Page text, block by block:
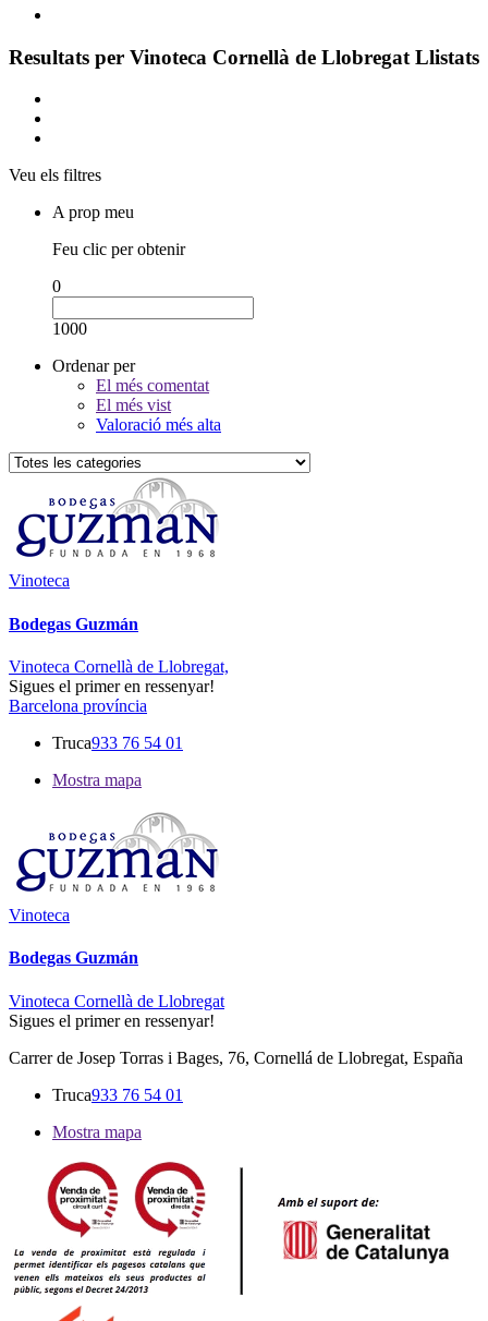
Resultats per Vinoteca Cornellà de Llobregat Llistats
Veu els filtres
A prop meu
Feu clic per obtenir
0
1000
Ordenar per
El més comentat
El més vist
Valoració més alta
Vinoteca
Bodegas Guzmán
Vinoteca Cornellà de Llobregat,
Sigues el primer en ressenyar!
Barcelona província
Truca933 76 54 01
Mostra mapa
Vinoteca
Bodegas Guzmán
Vinoteca Cornellà de Llobregat
Sigues el primer en ressenyar!
Carrer de Josep Torras i Bages, 76, Cornellá de Llobregat, España
Truca933 76 54 01
Mostra mapa